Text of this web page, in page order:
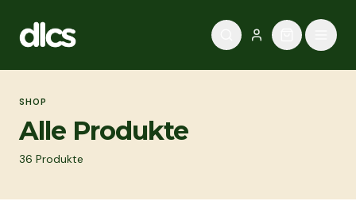
SHOP
Alle Produkte
36 Produkte